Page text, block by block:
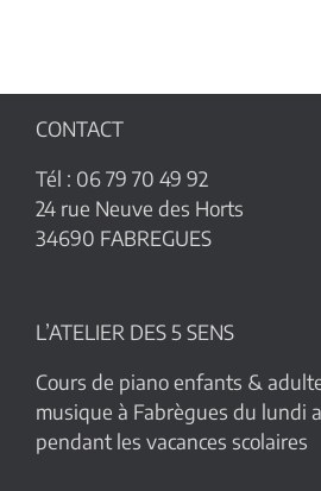
CONTACT
Tél : 06 79 70 49 92
24 rue Neuve des Horts
34690 FABREGUES
L’ATELIER DES 5 SENS
Cours de piano enfants &
musique à Fabrègues du lundi
pendant les vacances scolaires